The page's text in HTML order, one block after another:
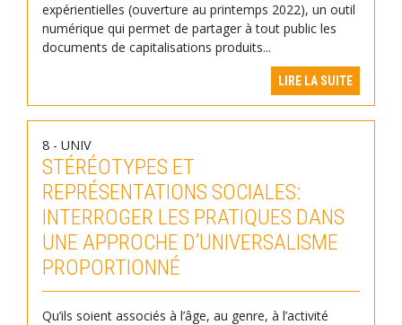
expérientielles (ouverture au printemps 2022), un outil
numérique qui permet de partager à tout public les
documents de capitalisations produits...
LIRE LA SUITE
8 - UNIV
STÉRÉOTYPES ET
REPRÉSENTATIONS SOCIALES:
INTERROGER LES PRATIQUES DANS
UNE APPROCHE D’UNIVERSALISME
PROPORTIONNÉ
Qu’ils soient associés à l’âge, au genre, à l’activité